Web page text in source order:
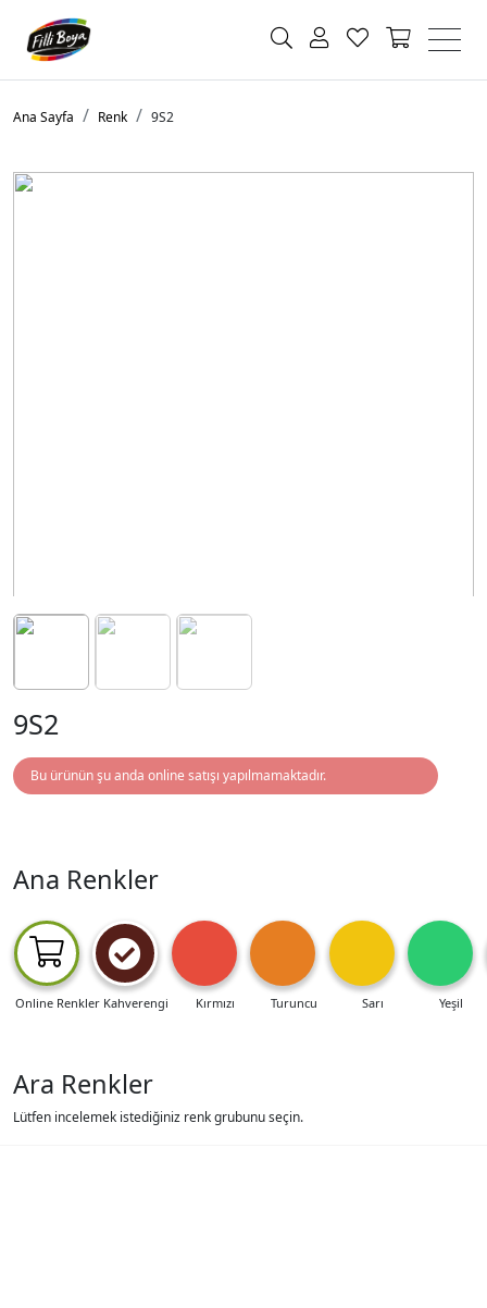
Ana Sayfa Renk 9S2
9S2
Bu ürünün şu anda online satışı yapılmamaktadır.
Ana Renkler
Online Renkler Kahverengi Kırmızı Turuncu Sarı Yeşil
Ara Renkler
Lütfen incelemek istediğiniz renk grubunu seçin.